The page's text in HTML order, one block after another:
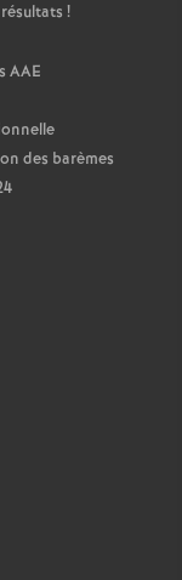
!
AAE
des barèmes